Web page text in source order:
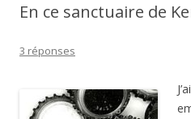
En ce sanctuaire de
3 réponses
J’ai